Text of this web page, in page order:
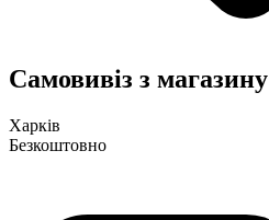
Самовивіз з магазину
Харків
Безкоштовно